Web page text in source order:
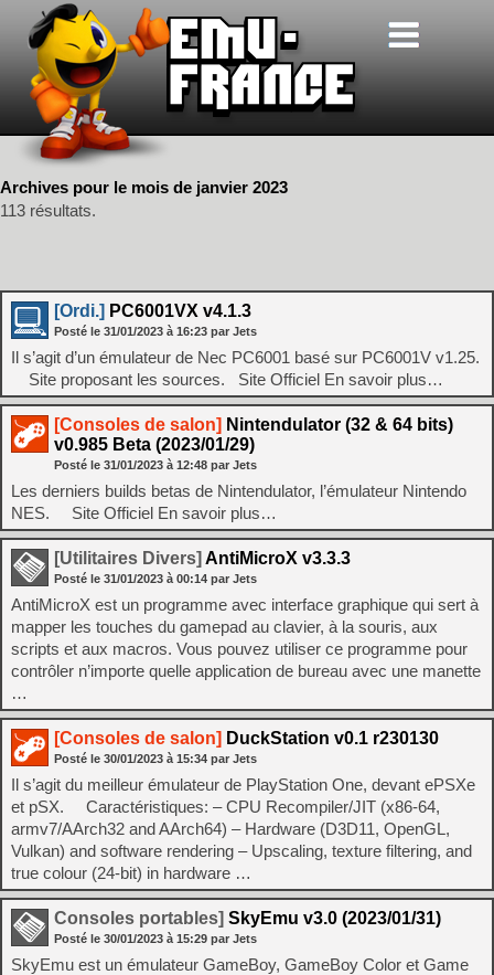
Archives pour le mois de janvier 2023
113 résultats.
[Ordi.] PC6001VX v4.1.3
Posté le 31/01/2023 à 16:23 par Jets
Il s’agit d’un émulateur de Nec PC6001 basé sur PC6001V v1.25.
Site proposant les sources. Site Officiel En savoir plus…
[Consoles de salon] Nintendulator (32 & 64 bits)
v0.985 Beta (2023/01/29)
Posté le 31/01/2023 à 12:48 par Jets
Les derniers builds betas de Nintendulator, l’émulateur Nintendo
NES. Site Officiel En savoir plus…
[Utilitaires Divers] AntiMicroX v3.3.3
Posté le 31/01/2023 à 00:14 par Jets
AntiMicroX est un programme avec interface graphique qui sert à
mapper les touches du gamepad au clavier, à la souris, aux
scripts et aux macros. Vous pouvez utiliser ce programme pour
contrôler n’importe quelle application de bureau avec une manette
…
[Consoles de salon] DuckStation v0.1 r230130
Posté le 30/01/2023 à 15:34 par Jets
Il s’agit du meilleur émulateur de PlayStation One, devant ePSXe
et pSX. Caractéristiques: – CPU Recompiler/JIT (x86-64,
armv7/AArch32 and AArch64) – Hardware (D3D11, OpenGL,
Vulkan) and software rendering – Upscaling, texture filtering, and
true colour (24-bit) in hardware …
Consoles portables] SkyEmu v3.0 (2023/01/31)
Posté le 30/01/2023 à 15:29 par Jets
SkyEmu est un émulateur GameBoy, GameBoy Color et Game